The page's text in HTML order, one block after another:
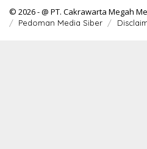
© 2026 - @ PT. Cakrawarta Megah
Pedoman Media Siber